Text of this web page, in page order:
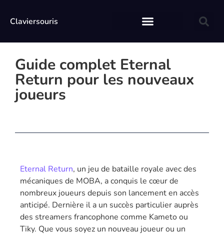
Claviersouris
Guide complet Eternal
Return pour les nouveaux
joueurs
Eternal Return, un jeu de bataille royale avec des
mécaniques de MOBA, a conquis le cœur de
nombreux joueurs depuis son lancement en accès
anticipé. Dernière il a un succès particulier auprès
des streamers francophone comme Kameto ou
Tiky. Que vous soyez un nouveau joueur ou un